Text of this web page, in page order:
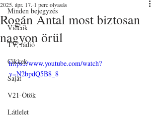
Minden bejegyzés
Videók
TV, rádió
Cikkek
Saját
V21-Ötök
Látlelet
Rogán Antal most biztosan
nagyon örül
2025. ápr. 17. 1 perc olvasás
https://www.youtube.com/watch?
v=N2bpdQ5B8_8